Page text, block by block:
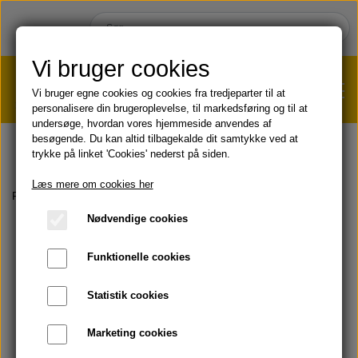
HJEM
Læbepomade
KOST & VELVÆRE
SOMMER & SOL 😎
VÆGTTAB?KLIK HER!
Forside
Vi bruger cookies
Vi bruger egne cookies og cookies fra tredjeparter til at
personalisere din brugeroplevelse, til markedsføring og til at
undersøge, hvordan vores hjemmeside anvendes af
besøgende. Du kan altid tilbagekalde dit samtykke ved at
trykke på linket 'Cookies' nederst på siden.
Læs mere om cookies her
Nødvendige cookies
Funktionelle cookies
Statistik cookies
Marketing cookies